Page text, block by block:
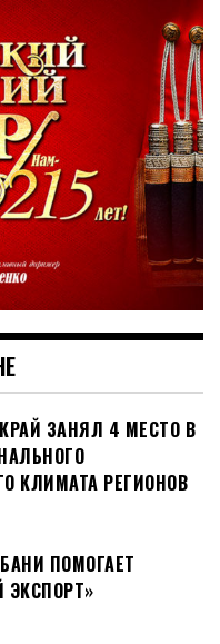
ЗАНЯЛ 4 МЕСТО В
КЛИМАТА РЕГИОНОВ
ПОМОГАЕТ